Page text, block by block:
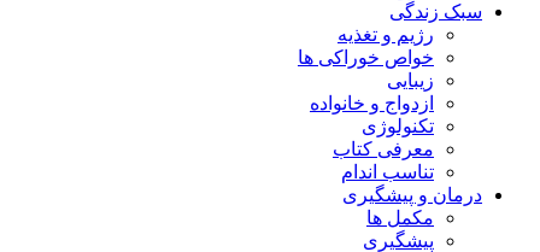
سبک زندگی
رژیم و تغذیه
خواص خوراکی ها
زیبایی
ازدواج و خانواده
تکنولوژی
معرفی کتاب
تناسب اندام
درمان و پیشگیری
مکمل ها
پیشگیری